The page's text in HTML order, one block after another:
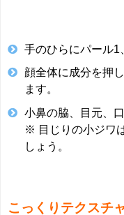
手のひらにパール1
顔全体に成分を押
ます。
小鼻の脇、目元、
※ 目じりの小ジワ
しょう。
こっくりテクスチ